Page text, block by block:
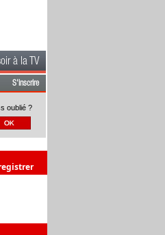
à la TV
S'inscrire
oublié ?